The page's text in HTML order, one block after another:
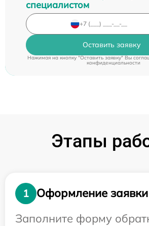
специалистом
Оставить заявку
Нажимая на кнопку "Оставить заявку" Вы
конфиденциальности
Этапы
1
Оформление заявки
Заполните форму